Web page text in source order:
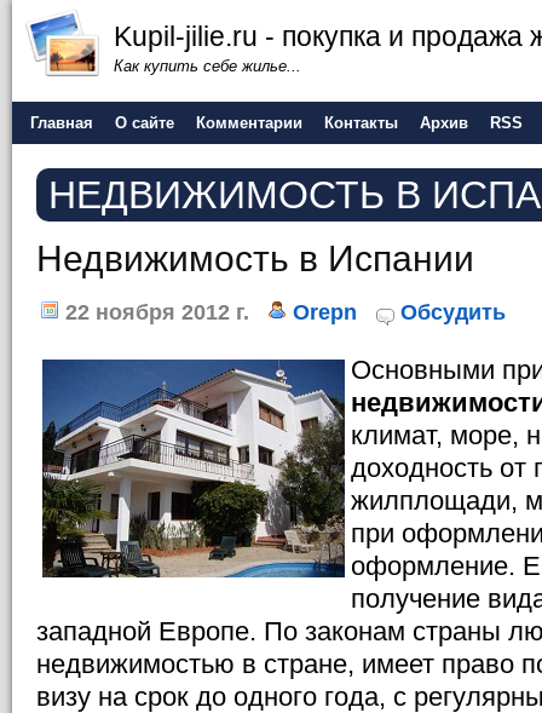
Kupil-jilie.ru - покупка и продажа
Как купить себе жилье...
Главная О сайте Комментарии Контакты Архив RSS
НЕДВИЖИМОСТЬ В
Недвижимость в Испании
22 ноября 2012 г. Orepn Обсудить
Основными
климат, море,
доходность от
жилплощади,
при
оформление.
получение
западной Европе. По законам страны
недвижимостью в стране, имеет право
визу на срок до одного года, с